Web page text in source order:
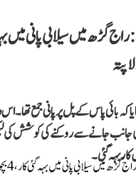
کہ بائی پاس کے پل پر پانی جمع
کی جانب جانے سے روکنے کی کوشش کی
کار بہہ گئی۔